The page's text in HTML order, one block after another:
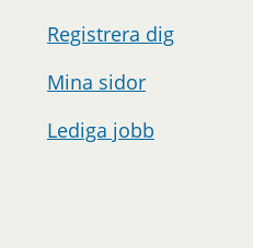
Registrera dig
Mina sidor
Lediga jobb